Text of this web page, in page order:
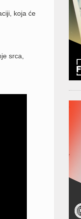
koja će
srca,